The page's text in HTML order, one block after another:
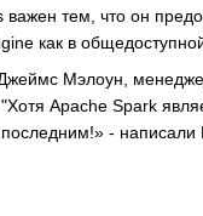
тем, что он
как в
Мэлоун,
Apache Spark
- написали